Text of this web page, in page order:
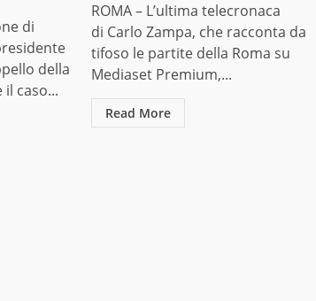
di
della
caso...
ROMA – L’ultima telecronaca
di Carlo Zampa, che racconta da
tifoso le partite della Roma su
Mediaset Premium,...
Read More